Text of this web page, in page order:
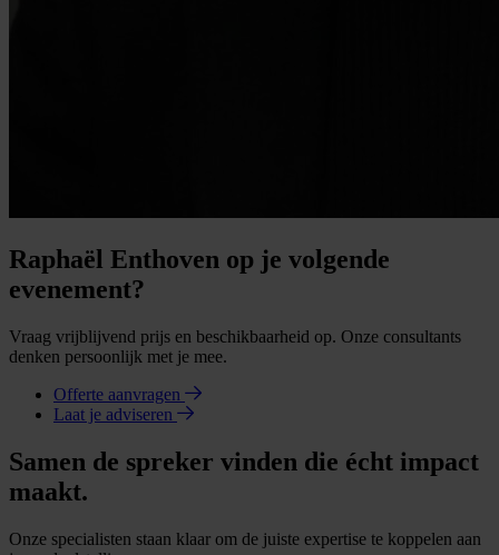
Raphaël Enthoven op je volgende
evenement?
Vraag vrijblijvend prijs en beschikbaarheid op. Onze consultants
denken persoonlijk met je mee.
Offerte aanvragen
Laat je adviseren
Samen de spreker vinden die écht impact
maakt.
Onze specialisten staan klaar om de juiste expertise te koppelen aan